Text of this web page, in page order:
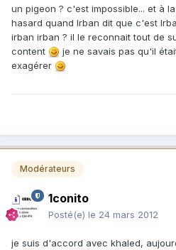
un pigeon ? c'est impossible... et à
hasard quand Irban dit que c'est
irban irban ? il le reconnait tout de
content
je ne savais pas qu'il
exagérer
Modérateurs
1conito
Posté(e) le 24 mars 2012
je suis d'accord avec khaled,